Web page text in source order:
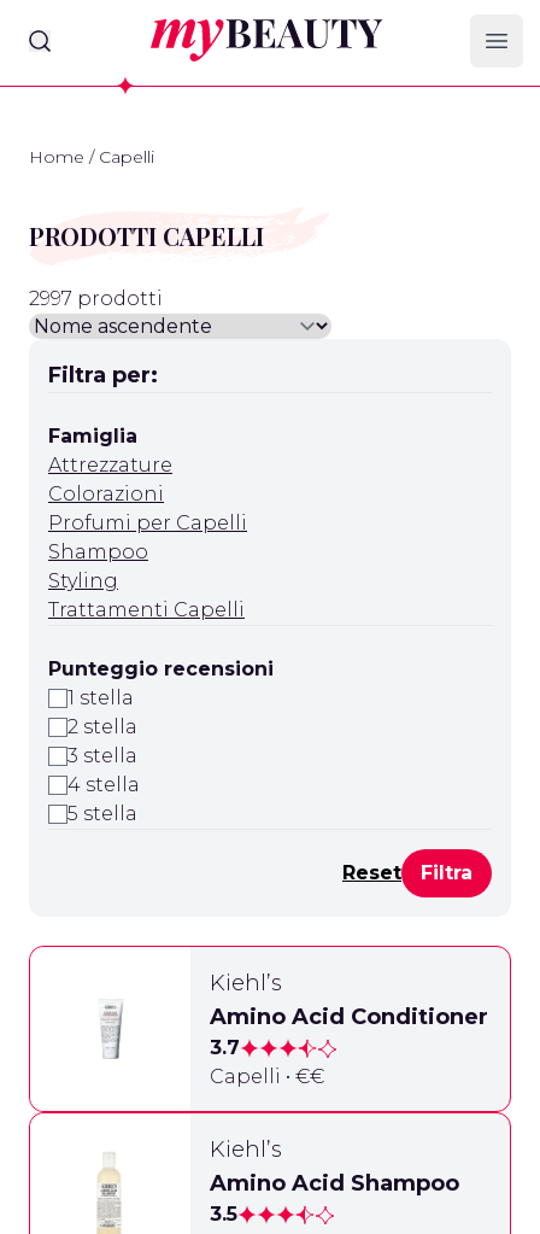
myBeauty
Home / Capelli
PRODOTTI CAPELLI
2997 prodotti
Filtra per:
Famiglia
Attrezzature
Colorazioni
Profumi per Capelli
Shampoo
Styling
Trattamenti Capelli
Punteggio recensioni
1 stella
2 stella
3 stella
4 stella
5 stella
Reset
Kiehl’s
Amino Acid Conditioner
3.7
Capelli • €€
Kiehl’s
Amino Acid Shampoo
3.5